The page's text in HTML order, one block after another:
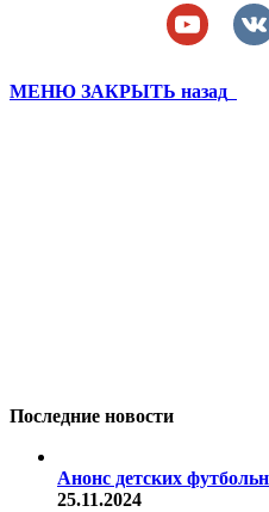
МЕНЮ ЗАКРЫТЬ назад
Последние новости
Анонс детских
25.11.2024